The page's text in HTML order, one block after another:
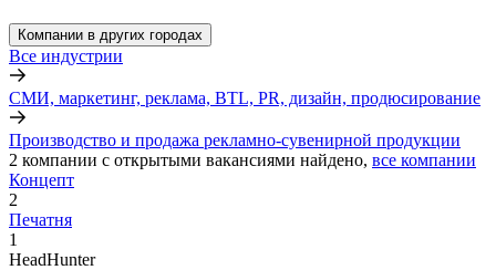
Компании в других городах
Все индустрии
СМИ, маркетинг, реклама, BTL, PR, дизайн, продюсирование
Производство и продажа рекламно-сувенирной продукции
2 компании с открытыми вакансиями найдено, все компании
Концепт
2
Печатня
1
HeadHunter